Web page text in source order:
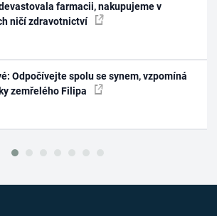
farmacii, nakupujeme v
ničí zdravotnictví
Odpočívejte spolu se synem, vzpomíná
zemřelého Filipa